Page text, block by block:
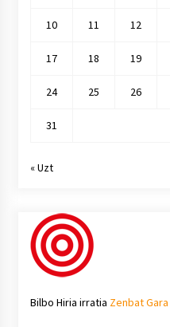
10 11 12
17 18 19
24 25 26
31
« Uzt
Bilbo Hiria irratia Zenbat Gara